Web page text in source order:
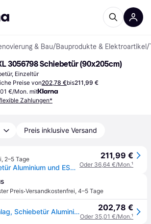
& Bau/Bauprodukte & Elektroartikel /
3056798 Schiebetür (90x205cm)
Einzeltür
Preise von202,78 €bis211,99 €
€/Mon. mit
Zahlungen*
Preis inklusive Versand
, 2–5 Tage
vidaXL Schiebetür Aluminium und ESG Glas 90x205 cm Schwarz
211,99 €
Oder 36,64 €/Mon.¹
Preis·Versandkostenfrei, 4–5 Tage
Zubehör Türbeschlag, Schiebetür Aluminium und ESG Glas 90x205 cm Schwarz 202,78 €
Oder 35,01 €/Mon.¹